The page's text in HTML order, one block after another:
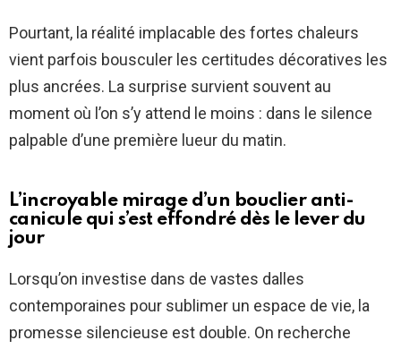
Pourtant, la réalité implacable des fortes chaleurs
vient parfois bousculer les certitudes décoratives les
plus ancrées. La surprise survient souvent au
moment où l’on s’y attend le moins : dans le silence
palpable d’une première lueur du matin.
L’incroyable mirage d’un bouclier anti-
canicule qui s’est effondré dès le lever du
jour
Lorsqu’on investise dans de vastes dalles
contemporaines pour sublimer un espace de vie, la
promesse silencieuse est double. On recherche